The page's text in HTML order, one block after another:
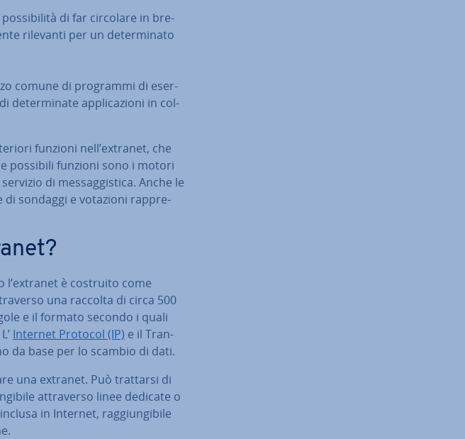
pos­si­bi­li­tà di far circolare in bre­
rilevanti per un de­ter­mi­na­to
comune di programmi di eser­
de­ter­mi­na­te ap­pli­ca­zio­ni in col­
funzioni nell’extranet, che
possibili funzioni sono i motori
di mes­sag­gi­sti­ca. Anche le
di sondaggi e votazioni rap­pre­
è costruito come
una raccolta di circa 500
e il formato secondo i quali
Internet Protocol (IP) e il Tran­
da base per lo scambio di dati.
una extranet. Può trattarsi di
at­tra­ver­so linee dedicate o
in Internet, rag­giun­gi­bi­le